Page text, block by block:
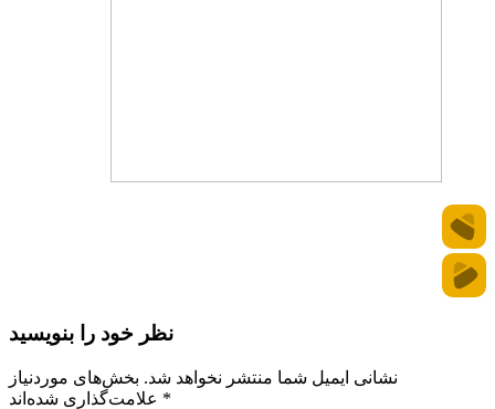
نظر خود را بنویسید
نشانی ایمیل شما منتشر نخواهد شد. بخش‌های موردنیاز
*